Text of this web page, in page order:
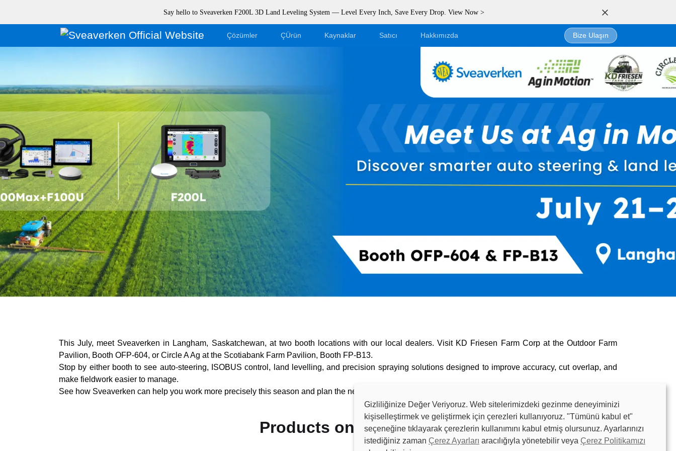
Say hello to Sveaverken F200L 3D Land Leveling System — Level Every Inch, Save Every Drop. View Now >
Çözümler ÇÜrün Kaynaklar Satıcı
Web Mağazası Girişi
Hakkımızda Bize Ulaşın
This July, meet Sveaverken in Langham, Saskatchewan, at two booth locations with our local dealers. Visit KD Friesen Farm Corp at the Outdoor Farm
Pavilion, Booth OFP-604, or Circle A Ag at the Scotiabank Farm Pavilion, Booth FP-B13.
Stop by either booth to see auto-steering, ISOBUS control, land levelling, and precision spraying solutions designed to improve accuracy, cut overlap, and
make fieldwork easier to manage.
See how Sveaverken can help you work more precisely this season and plan the next with confidence.
Products on Display
Gizliliğinize Değer Veriyoruz. Web sitelerimizdeki gezinme deneyiminizi
kişiselleştirmek ve geliştirmek için çerezleri kullanıyoruz. "Tümünü kabul et"
seçeneğine tıklayarak çerezlerin kullanımını kabul etmiş olursunuz. Ayarlarınızı
istediğiniz zaman Çerez Ayarları aracılığıyla yönetebilir veya Çerez Politikamızı